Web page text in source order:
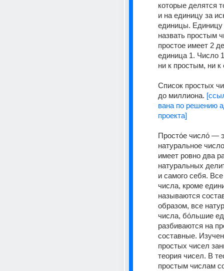
которые делятся
и на единицу за
единицы. Единицу
назвать простым
простое имеет 2
единица 1. Число
ни к простым, ни
Список простых
до миллиона.
вана по решению
проекта]
Просто́е число́ —
натуральное
имеет ровно два
натуральных
и самого себя.
числа, кроме
называются
образом, все
числа, бо́льшие
разбиваются на
составные.
простых чисел
теория чисел. В
простым числам